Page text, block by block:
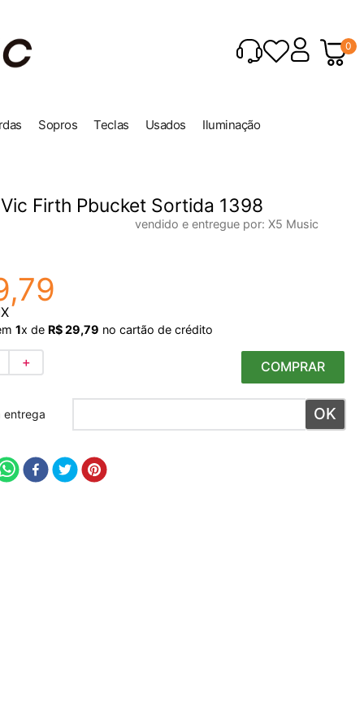
0
Sopros Teclas Usados Iluminação
Firth Pbucket Sortida 1398
vendido e entregue por: X5 Music
,79
1x de R$29,79 no cartão de crédito
＋ COMPRAR
CEP